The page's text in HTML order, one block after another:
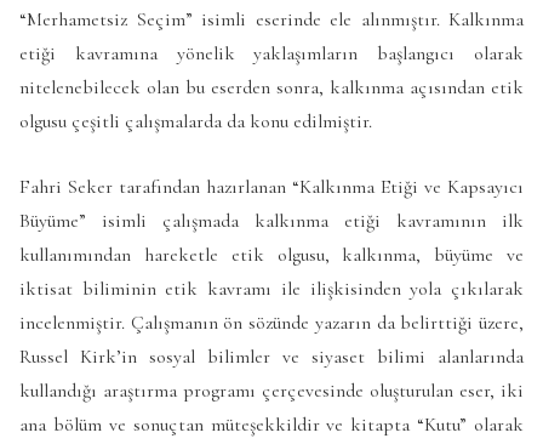
“Merhametsiz Seçim” isimli eserinde ele alınmıştır. Kalkınma
etiği kavramına yönelik yaklaşımların başlangıcı olarak
nitelenebilecek olan bu eserden sonra, kalkınma açısından etik
olgusu çeşitli çalışmalarda da konu edilmiştir.
Fahri Seker tarafından hazırlanan “Kalkınma Etiği ve Kapsayıcı
Büyüme” isimli çalışmada kalkınma etiği kavramının ilk
kullanımından hareketle etik olgusu, kalkınma, büyüme ve
iktisat biliminin etik kavramı ile ilişkisinden yola çıkılarak
incelenmiştir. Çalışmanın ön sözünde yazarın da belirttiği üzere,
Russel Kirk’in sosyal bilimler ve siyaset bilimi alanlarında
kullandığı araştırma programı çerçevesinde oluşturulan eser, iki
ana bölüm ve sonuçtan müteşekkildir ve kitapta “Kutu” olarak